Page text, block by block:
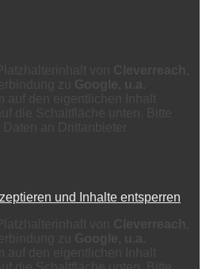
und Inhalte entsperren